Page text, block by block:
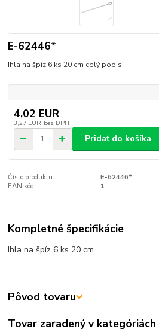
E-62446*
Ihla na špíz 6 ks 20 cm celý popis
4,02 EUR
3,27 EUR bez DPH
Pridať do košíka
Číslo produktu:
E-62446*
EAN kód:
1
Kompletné špecifikácie
Ihla na špíz 6 ks 20 cm
Pôvod tovaru
Tovar zaradený v kategóriách